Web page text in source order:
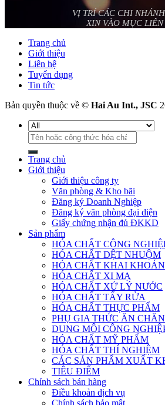
VỊ TRÍ CÁC CHI
XIN VÀO MỤC LIÊN
Trang chủ
Giới thiệu
Liên hệ
Tuyển dụng
Tin tức
Bản quyền thuộc về © Hai Au Int., JSC
Tìm
kiếm:
Trang chủ
Giới thiệu
Giới thiệu công ty
Văn phòng & Kho bãi
Đăng ký Doanh Nghiệp
Đăng ký văn phòng đại diện
Giấy chứng nhận đủ ĐKKD
Sản phẩm
HÓA CHẤT CÔNG
HÓA CHẤT DỆT NHUỘM
HÓA CHẤT KHAI
HÓA CHẤT XI MẠ
HÓA CHẤT XỬ LÝ NƯỚC
HÓA CHẤT TẨY RỬA
HÓA CHẤT THỰC PHẨM
PHỤ GIA THỨC ĂN
DUNG MÔI CÔNG
HÓA CHẤT MỸ PHẨM
HÓA CHẤT THÍ NGHIỆM
CÁC SẢN PHẨM XUẤT
TIÊU ĐIỂM
Chính sách bán hàng
Điều khoản dịch vụ
Chính sách bảo mật